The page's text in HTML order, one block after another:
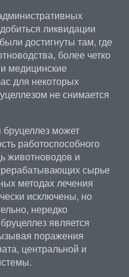
ликвидации
достигнуты там, где
более четко
медицинские
для некоторых
не снимается
может
работоспособного
животноводов и
сырье
методах лечения
исключены, но
нередко
является
поражения
центральной и